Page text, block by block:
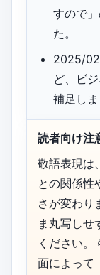
すので
た。
2025/
ど、ビ
補足しま
読者向け注
敬語表現は
との関係性
さが変わり
ま丸写しせ
ください
面によって